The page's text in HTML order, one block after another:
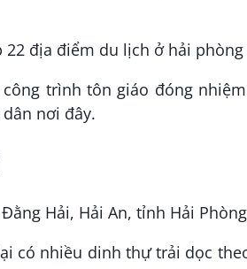
trình tôn giáo đóng
nơi đây.
Hải, Hải An, tỉnh Hải Phòng
có nhiều dinh thự trải dọc